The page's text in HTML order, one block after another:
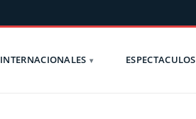
INTERNACIONALES ESPECTACULOS